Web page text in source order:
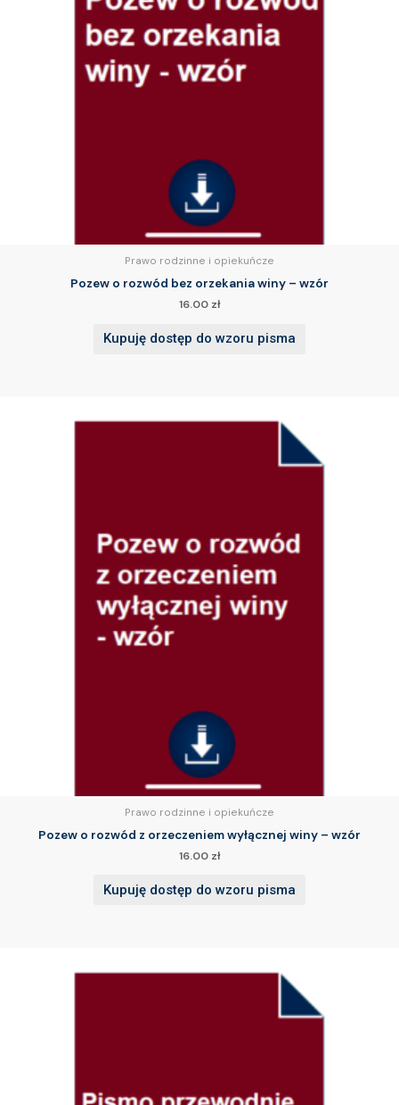
Prawo rodzinne i opiekuńcze
Pozew o rozwód bez orzekania winy – wzór
16.00 zł
Kupuję dostęp do wzoru pisma
Prawo rodzinne i opiekuńcze
Pozew o rozwód z orzeczeniem wyłącznej winy – wzór
16.00 zł
Kupuję dostęp do wzoru pisma